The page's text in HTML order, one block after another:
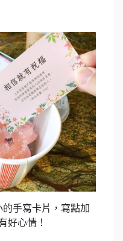
手寫卡片，寫點加
好心情！